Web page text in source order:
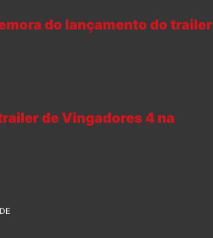
do lançamento do trailer
de Vingadores 4 na